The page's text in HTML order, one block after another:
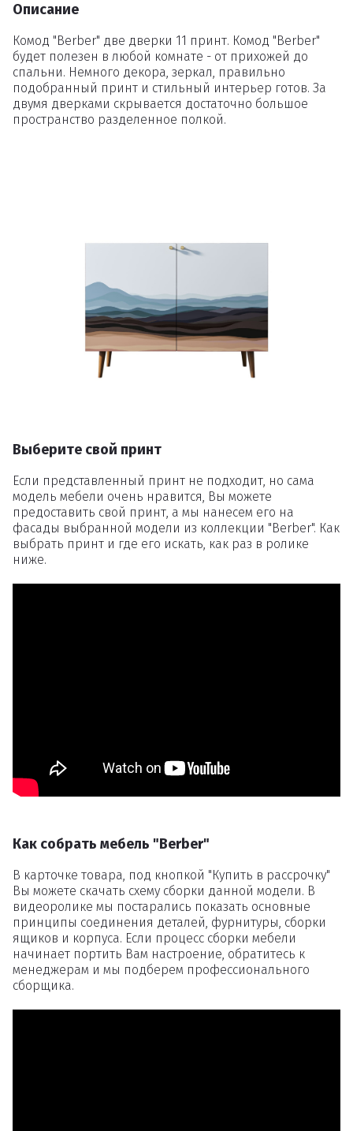
Описание
Комод "Berber" две дверки 11 принт. Комод "Berber"
будет полезен в любой комнате - от прихожей до
спальни. Немного декора, зеркал, правильно
подобранный принт и стильный интерьер готов. За
двумя дверками скрывается достаточно большое
пространство разделенное полкой.
Выберите свой принт
Если представленный принт не подходит, но сама
модель мебели очень нравится, Вы можете
предоставить свой принт, а мы нанесем его на
фасады выбранной модели из коллекции "Berber". Как
выбрать принт и где его искать, как раз в ролике
ниже.
Как собрать мебель "Berber"
В карточке товара, под кнопкой "Купить в рассрочку"
Вы можете скачать схему сборки данной модели. В
видеоролике мы постарались показать основные
принципы соединения деталей, фурнитуры, сборки
ящиков и корпуса. Если процесс сборки мебели
начинает портить Вам настроение, обратитесь к
менеджерам и мы подберем профессионального
сборщика.